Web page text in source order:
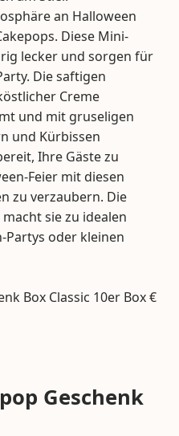
an Halloween
Diese Mini-
lecker und sorgen für
Die saftigen
Creme
und mit gruseligen
und Kürbissen
Ihre Gäste zu
Feier mit diesen
zu verzaubern. Die
sie zu idealen
oder kleinen
Box Classic 10er Box€
Geschenk